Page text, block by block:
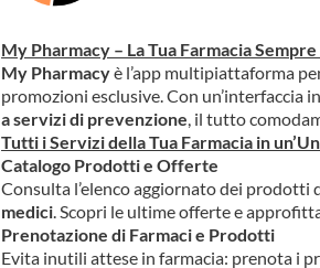
My Pharmacy – La Tua Farmacia
My Pharmacyè l’app multipiattaforma
promozioni esclusive. Con un’interfaccia
a servizi di prevenzione, il tutto
Tutti i Servizi della Tua Farmacia in
Catalogo Prodotti e Offerte
Consulta l’elenco aggiornato dei prodotti
medici. Scopri le ultime offerte e
Prenotazione di Farmaci e Prodotti
Evita inutili attese in farmacia: prenota i